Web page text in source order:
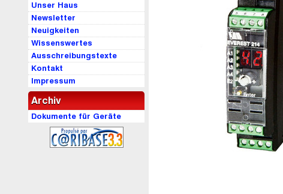
Unser Haus
Newsletter
Neuigkeiten
Wissenswertes
Ausschreibungstexte
Kontakt
Impressum
Archiv
Dokumente für Geräte